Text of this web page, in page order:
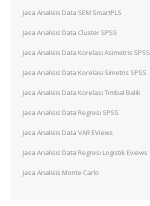
Jasa Analisis Data SEM SmartPLS
Jasa Analisis Data Cluster SPSS
Jasa Analisis Data Korelasi Asimetris SPSS
Jasa Analisis Data Korelasi Simetris SPSS
Jasa Analisis Data Korelasi Timbal Balik
Jasa Analisis Data Regresi SPSS
Jasa Analisis Data VAR EViews
Jasa Analisis Data Regresi Logistik Eviews
Jasa Analisis Monte Carlo